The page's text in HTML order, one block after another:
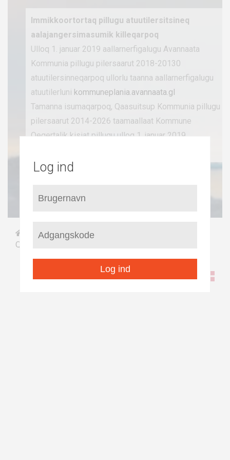
Immikkoortortaq pillugu atuutilersitsineq
aalajangersimasumik killeqarpoq
Ulloq 1. januar 2019 aallarnerfigalugu Avannaata
Kommunia pillugu pilersaarut 2018-20130
atuutilersinneqarpoq ullorlu taanna aallarnerfigalugu
atuutilerluni kommuneplania.avannaata.gl
Tamanna isumaqarpoq, Qaasuitsup Kommunia pillugu
pilersaarut 2014-2026 taamaallaat Kommune
Qeqertalik kisiat pillugu ulloq 1. januar 2019
Qaasuitsup Kommuniani
Kommuneplani 2014-26
Saqqaa / Illoqarfiit nunaqarfiillu pilersaarutaat
Qeqertarsuaq
Log ind
Log ind